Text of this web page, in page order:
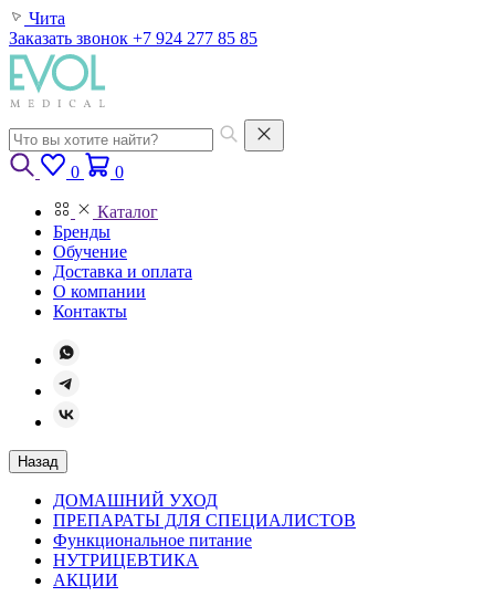
Чита
Заказать звонок +7 924 277 85 85
0 0
Каталог
Бренды
Обучение
Доставка и оплата
О компании
Контакты
Назад
ДОМАШНИЙ УХОД
ПРЕПАРАТЫ ДЛЯ СПЕЦИАЛИСТОВ
Функциональное питание
НУТРИЦЕВТИКА
АКЦИИ